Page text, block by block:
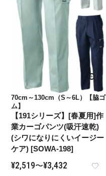
70cm～130cm（S～6L）【脇ゴ
ム】
【191シリーズ】[春夏用]作
業カーゴパンツ(吸汗速乾)
(シワになりにくいイージー
ケア) [SOWA-198]
¥2,519〜¥3,432